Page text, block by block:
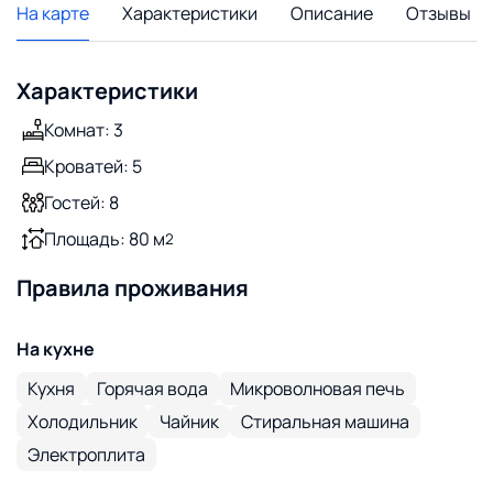
На карте Характеристики Описание Отзывы
Характеристики
Комнат: 3
Кроватей: 5
Гостей: 8
Площадь: 80 м2
Правила проживания
На кухне
Кухня
Горячая вода
Микроволновая печь
Холодильник
Чайник
Стиральная машина
Электроплита